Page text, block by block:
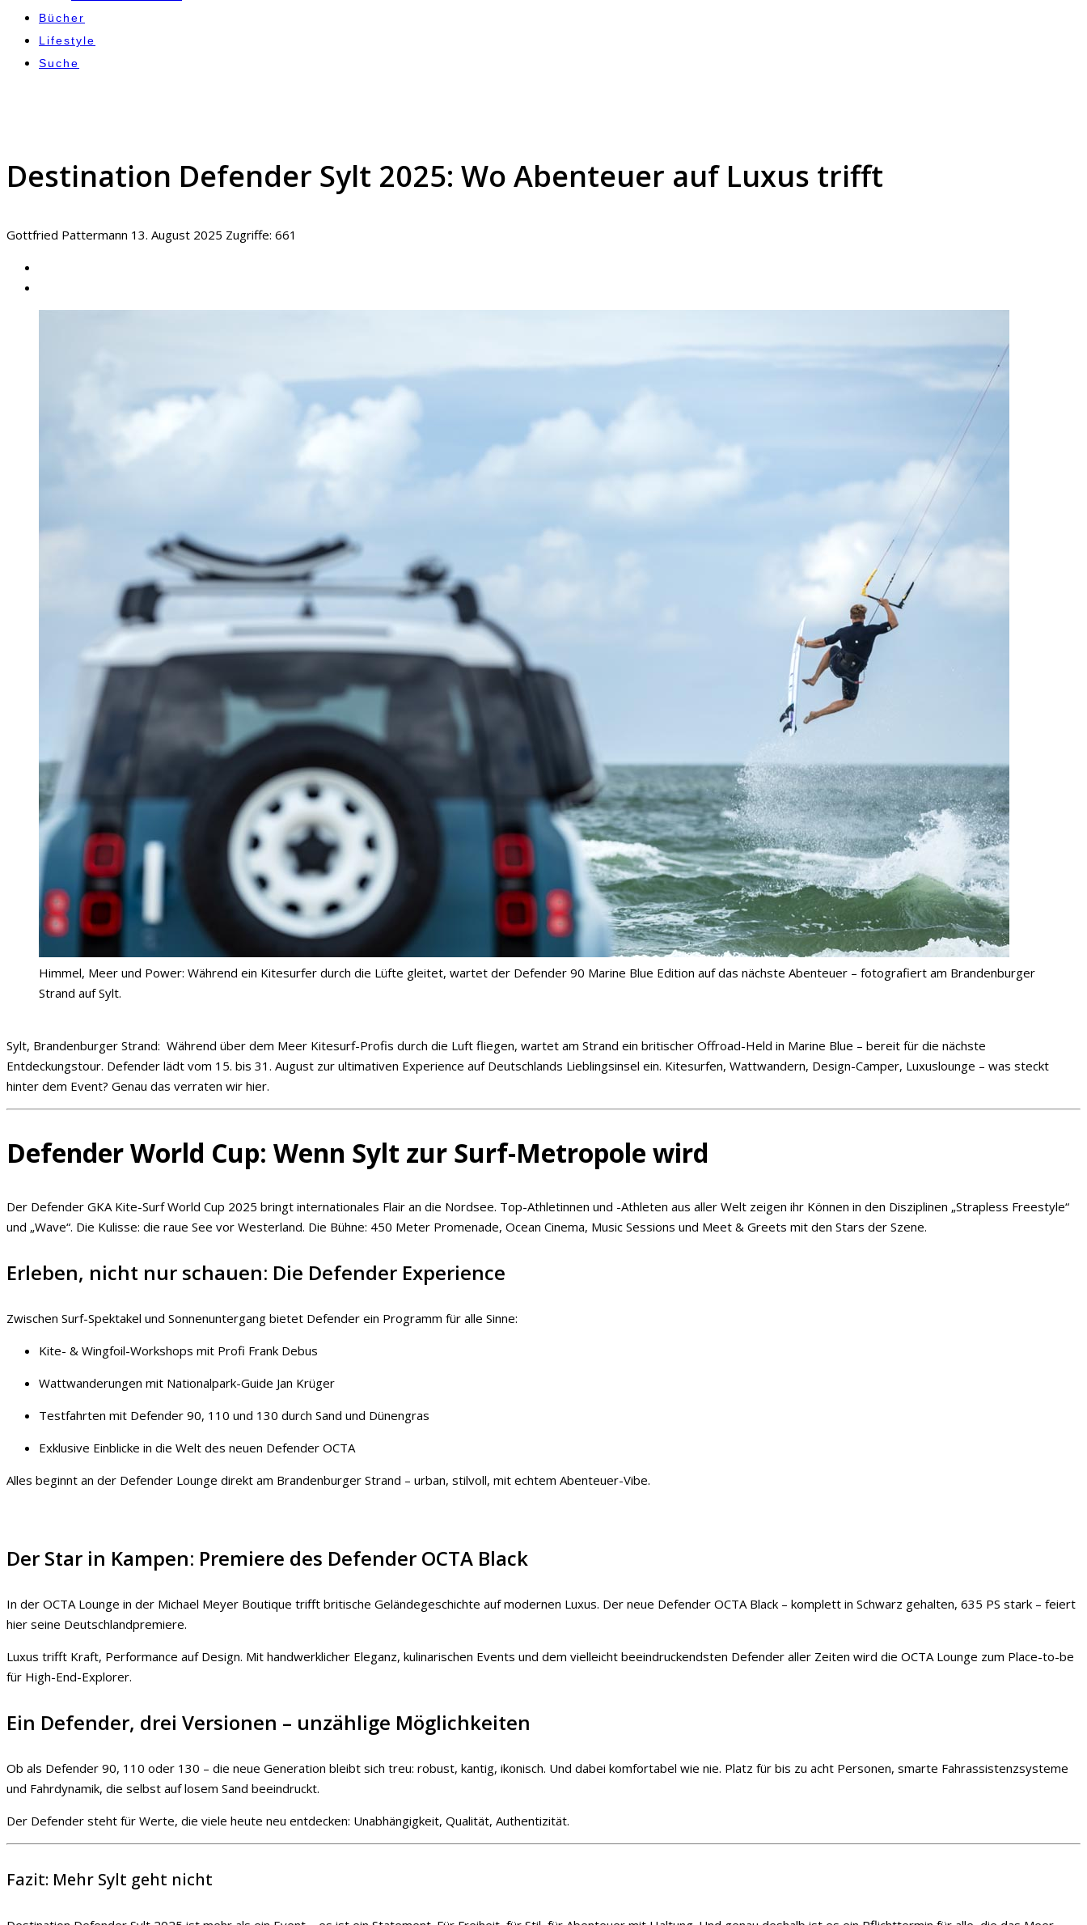
Bücher
Lifestyle
Suche
Destination Defender Sylt 2025: Wo Abenteuer auf Luxus trifft
Gottfried Pattermann 13. August 2025 Zugriffe: 661
Himmel, Meer und Power: Während ein Kitesurfer durch die Lüfte gleitet, wartet der Defender 90 Marine Blue Edition auf das nächste Abenteuer – fotografiert am Brandenburger
Strand auf Sylt.
Sylt, Brandenburger Strand: Während über dem Meer Kitesurf-Profis durch die Luft fliegen, wartet am Strand ein britischer Offroad-Held in Marine Blue – bereit für die nächste
Entdeckungstour. Defender lädt vom 15. bis 31. August zur ultimativen Experience auf Deutschlands Lieblingsinsel ein. Kitesurfen, Wattwandern, Design-Camper, Luxuslounge – was steckt
hinter dem Event? Genau das verraten wir hier.
Defender World Cup: Wenn Sylt zur Surf-Metropole wird
Der Defender GKA Kite-Surf World Cup 2025 bringt internationales Flair an die Nordsee. Top-Athletinnen und -Athleten aus aller Welt zeigen ihr Können in den Disziplinen „Strapless Freestyle“
und „Wave“. Die Kulisse: die raue See vor Westerland. Die Bühne: 450 Meter Promenade, Ocean Cinema, Music Sessions und Meet & Greets mit den Stars der Szene.
Erleben, nicht nur schauen: Die Defender Experience
Zwischen Surf-Spektakel und Sonnenuntergang bietet Defender ein Programm für alle Sinne:
Kite- & Wingfoil-Workshops mit Profi Frank Debus
Wattwanderungen mit Nationalpark-Guide Jan Krüger
Testfahrten mit Defender 90, 110 und 130 durch Sand und Dünengras
Exklusive Einblicke in die Welt des neuen Defender OCTA
Alles beginnt an der Defender Lounge direkt am Brandenburger Strand – urban, stilvoll, mit echtem Abenteuer-Vibe.
Der Star in Kampen: Premiere des Defender OCTA Black
In der OCTA Lounge in der Michael Meyer Boutique trifft britische Geländegeschichte auf modernen Luxus. Der neue Defender OCTA Black – komplett in Schwarz gehalten, 635 PS stark – feiert
hier seine Deutschlandpremiere.
Luxus trifft Kraft, Performance auf Design. Mit handwerklicher Eleganz, kulinarischen Events und dem vielleicht beeindruckendsten Defender aller Zeiten wird die OCTA Lounge zum Place-to-be
für High-End-Explorer.
Ein Defender, drei Versionen – unzählige Möglichkeiten
Ob als Defender 90, 110 oder 130 – die neue Generation bleibt sich treu: robust, kantig, ikonisch. Und dabei komfortabel wie nie. Platz für bis zu acht Personen, smarte Fahrassistenzsysteme
und Fahrdynamik, die selbst auf losem Sand beeindruckt.
Der Defender steht für Werte, die viele heute neu entdecken: Unabhängigkeit, Qualität, Authentizität.
Fazit: Mehr Sylt geht nicht